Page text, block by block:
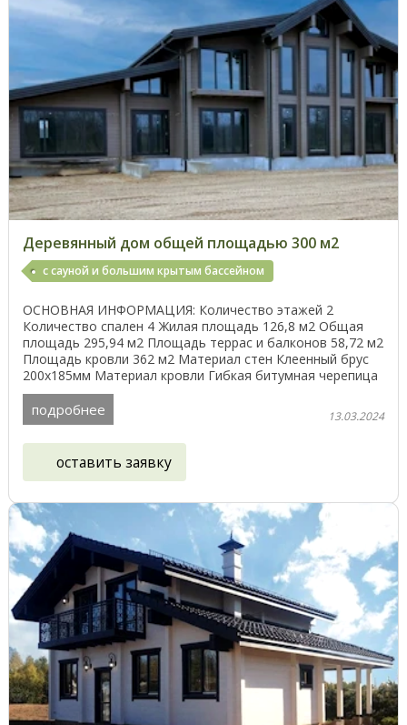
Деревянный дом общей площадью 300 м2
с сауной и большим крытым бассейном
ОСНОВНАЯ ИНФОРМАЦИЯ: Количество этажей 2
Количество спален 4 Жилая площадь 126,8 м2 Общая
площадь 295,94 м2 Площадь террас и балконов 58,72 м2
Площадь кровли 362 м2 Материал стен Клеенный брус
200х185мм Материал кровли Гибкая битумная черепица
Окна: ...
подробнее 13.03.2024
оставить заявку